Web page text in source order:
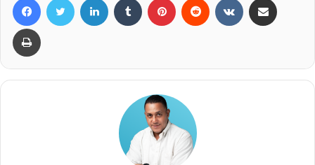
Imprimir